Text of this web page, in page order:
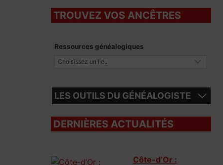
TROUVEZ VOS ANCÊTRES
Ressources généalogiques
LES OUTILS DU GÉNÉALOGISTE
DERNIÈRES ACTUALITÉS
Côte-d’Or :